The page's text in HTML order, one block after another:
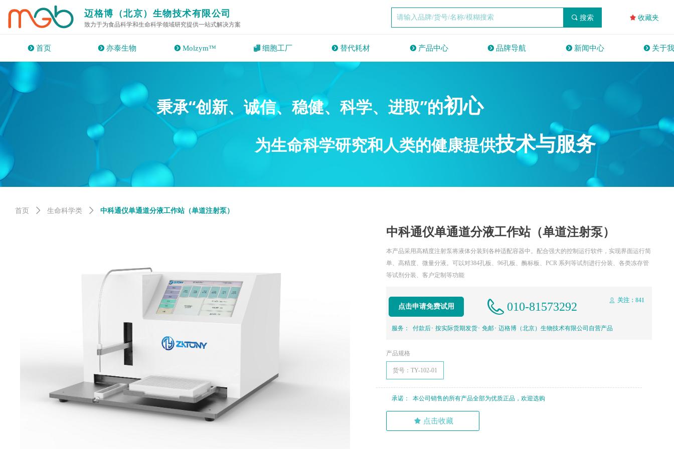
뀹 首页 뀹 亦泰生物 뀹 Molzym™ 뀂 细胞工厂 뀹 替代耗材 뀹 产品中心 뀹 品牌导航 뀹 新闻中心 뀹 关于
끠 搜索 끄 收藏夹
迈格博（北京）生物技术有限公司
致力于为食品科学和生命科学领域研究提供一站式解决方案
秉承“创新、诚信、稳健、科学、进取”的初心
为生命科学研究和人类的健康提供技术与服务
首页 ꄲ 生命科学类 ꄲ 中科通仪单通道分液工作站（单道注射泵）
中科通仪单通道分液工作站（单道注射泵）
本产品采用高精度注射泵将液体分装到各种适配容器中。配合强大的控制运行软件，实现界面运行简
单、高精度、微量分液。可以对384孔板、96孔板、酶标板、PCR 系列等试剂进行分装、各类冻存管
等试剂分装、客户定制等功能
ꄑ 关注： 841
服务： 付款后･ 按实际货期发货･ 免邮･ 迈格博（北京）生物技术有限公司自营产品
点击申请免费试用 010-81573292
产品规格
货号：TY-102-01
끄 点击收藏
承诺： 本公司销售的所有产品全部为优质正品，欢迎选购